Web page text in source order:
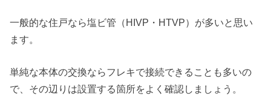
一般的な住戸なら塩ビ管（HIVP・HTVP）が多いと思い
ます。
単純な本体の交換ならフレキで接続できることも多いの
で、その辺りは設置する箇所をよく確認しましょう。